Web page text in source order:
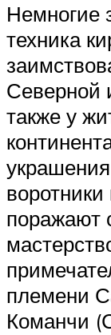
Немногие
техника
Северной
также у
воротники
поражают
племени
Команчи